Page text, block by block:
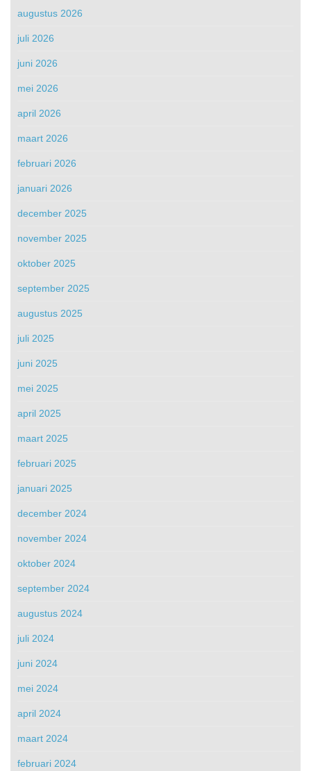
augustus 2026
juli 2026
juni 2026
mei 2026
april 2026
maart 2026
februari 2026
januari 2026
december 2025
november 2025
oktober 2025
september 2025
augustus 2025
juli 2025
juni 2025
mei 2025
april 2025
maart 2025
februari 2025
januari 2025
december 2024
november 2024
oktober 2024
september 2024
augustus 2024
juli 2024
juni 2024
mei 2024
april 2024
maart 2024
februari 2024